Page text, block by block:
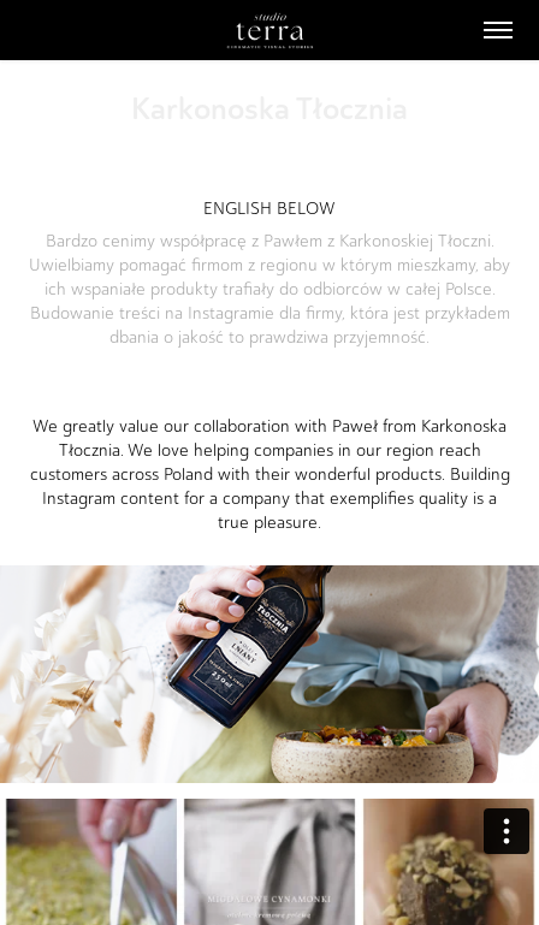
ENGLISH BELOW
Bardzo cenimy współpracę z Pawłem z Karkonoskiej Tłoczni.
Uwielbiamy pomagać firmom z regionu w którym mieszkamy, aby
ich wspaniałe produkty trafiały do odbiorców w całej Polsce.
Budowanie treści na Instagramie dla firmy, która jest przykładem
dbania o jakość to prawdziwa przyjemność.
We greatly value our collaboration with Paweł from Karkonoska
Tłocznia. We love helping companies in our region reach
customers across Poland with their wonderful products. Building
Instagram content for a company that exemplifies quality is a
true pleasure.